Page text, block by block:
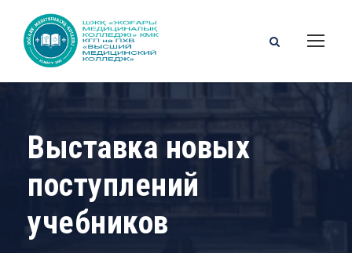
Выставка новых
поступлений
учебников